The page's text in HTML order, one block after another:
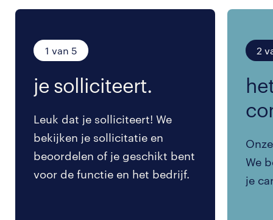
1 van 5
je solliciteert.
Leuk dat je solliciteert! We
bekijken je sollicitatie en
beoordelen of je geschikt bent
voor de functie en het bedrijf.
2
We
je